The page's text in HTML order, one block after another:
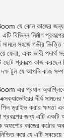
যে কোন কাজের জন্য
বিভিন্ন নির্মাণ
সহজে গভীর ভিত্তি
ফেলা, এবং ভারী
ছোট প্রকল্পে কাজ
টুল যে আপনি কাজ
এর প্রধান
দীর্ঘ সামনের
ড্রাইভ করার ক্ষমতা
জন্য এটি একটি
অফশোর কাজের কঠোর
করে যে এটি সবচেয়ে